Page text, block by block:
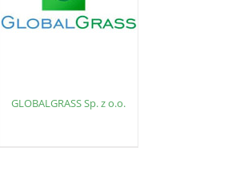
GLOBALGRASS Sp. z o.o.